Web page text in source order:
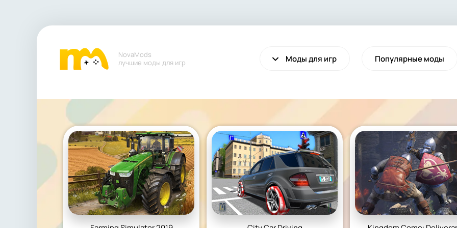
NovaMods
лучшие моды для игр
Моды для игр
VALHEIM
Выживание
CYBERPUNK 2077
Экшен
Популярные моды